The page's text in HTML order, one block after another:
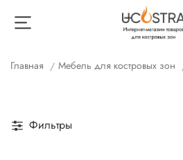
Главная Мебель для костровых зон
Фильтры